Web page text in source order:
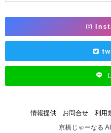
情報提供 お問合せ 利用
京橋じゃーなる